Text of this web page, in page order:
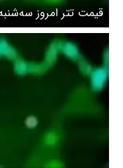
قیمت تتر امروز سه‌شنبه ۸ اردیبهشت 1405/افزایش